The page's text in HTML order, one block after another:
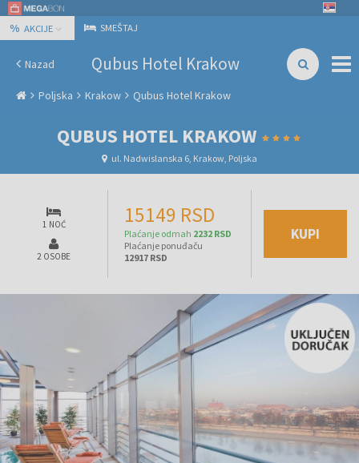
% AKCIJE SMEŠTAJ
Nazad Qubus Hotel Krakow
Poljska Krakow Qubus Hotel Krakow
QUBUS HOTEL KRAKOW
ul. Nadwislanska 6, Krakow, Poljska
1 NOĆ
2 OSOBE
15149 RSD
Plaćanje odmah 2232 RSD
Plaćanje ponuđaču
12917 RSD
KUPI